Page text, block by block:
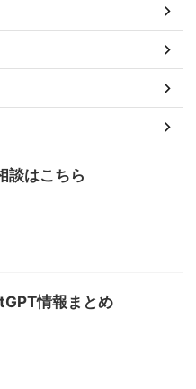
談はこちら
情報まとめ